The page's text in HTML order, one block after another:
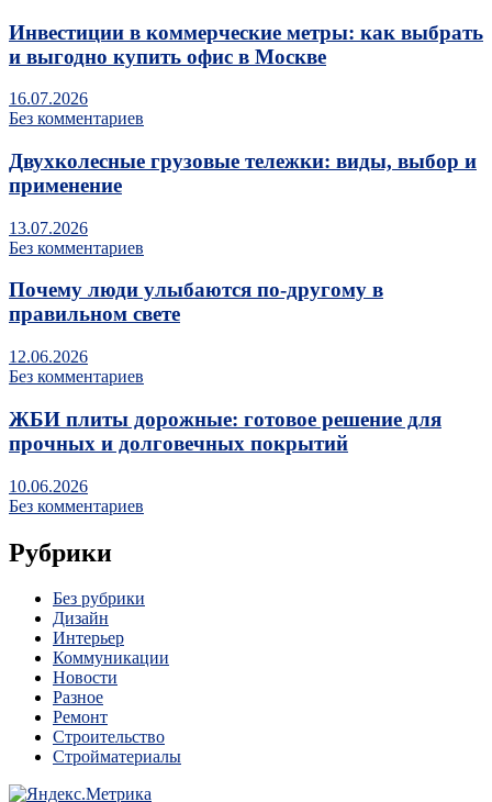
Инвестиции в коммерческие метры: как выбрать
и выгодно купить офис в Москве
16.07.2026
Без комментариев
Двухколесные грузовые тележки: виды, выбор и
применение
13.07.2026
Без комментариев
Почему люди улыбаются по‑другому в
правильном свете
12.06.2026
Без комментариев
ЖБИ плиты дорожные: готовое решение для
прочных и долговечных покрытий
10.06.2026
Без комментариев
Рубрики
Без рубрики
Дизайн
Интерьер
Коммуникации
Новости
Разное
Ремонт
Строительство
Стройматериалы